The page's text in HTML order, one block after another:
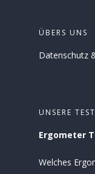
ÜBERS UNS
Datenschutz
UNSERE
Ergometer
Welches